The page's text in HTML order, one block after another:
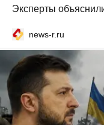
Эксперты
news-r.ru